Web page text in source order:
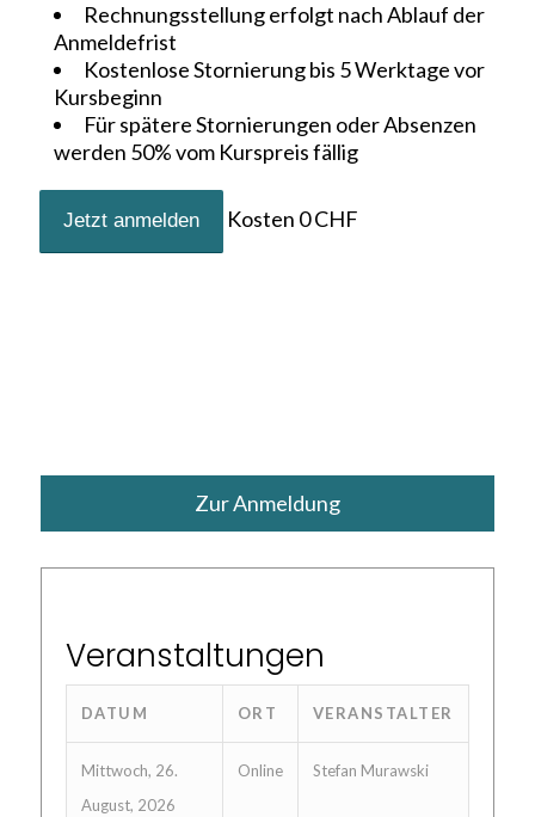
Rechnungsstellung erfolgt nach Ablauf der
Anmeldefrist
Kostenlose Stornierung bis 5 Werktage vor
Kursbeginn
Für spätere Stornierungen oder Absenzen
werden 50% vom Kurspreis fällig
Kosten 0CHF
Zur Anmeldung
Veranstaltungen
DATUM ORT VERANSTALTER
Mittwoch, 26.
August, 2026
Online Stefan Murawski